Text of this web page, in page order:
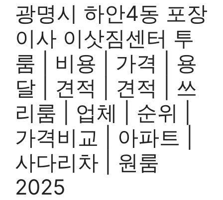
광명시 하안4동 포장
이사 이삿짐센터 투
룸 | 비용 | 가격 | 용
달 | 견적 | 견적 | 쓰
리룸 | 업체 | 순위 |
가격비교 | 아파트 |
사다리차 | 원룸
2025